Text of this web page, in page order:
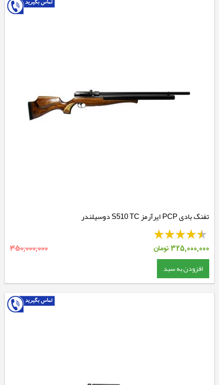
تفنگ بادی PCP ایرآرمز S510 TC دوسیلندر
325,000,000تومان 350,000,000
افزودن به سبد